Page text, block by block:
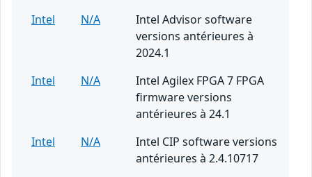
Intel
N/A
Intel Advisor software
versions antérieures à
2024.1
Intel
N/A
Intel Agilex FPGA 7 FPGA
firmware versions
antérieures à 24.1
Intel
N/A
Intel CIP software versions
antérieures à 2.4.10717